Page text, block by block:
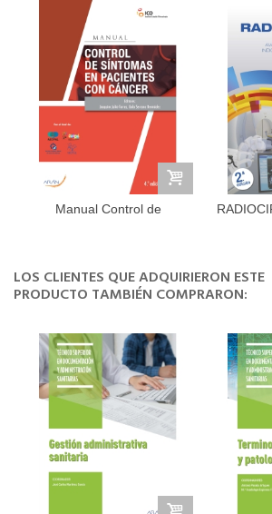
Manual Control de
LOS CLIENTES QUE ADQUIRIERON ESTE
PRODUCTO TAMBIÉN COMPRARON: